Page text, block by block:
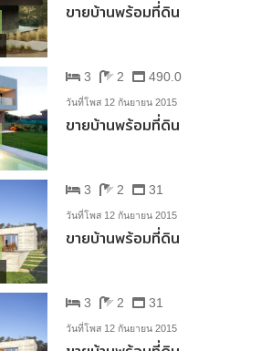
ขายบ้านพร้อมที่ดิน
3 2 490.0
วันที่โพส 12 กันยายน 2015
ขายบ้านพร้อมที่ดิน
3 2 31
วันที่โพส 12 กันยายน 2015
ขายบ้านพร้อมที่ดิน
3 2 31
วันที่โพส 12 กันยายน 2015